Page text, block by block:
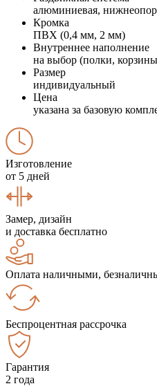
алюминиевая,
Кромка
ПВХ (0,4 мм, 2 мм)
Внутреннее наполнение
на выбор (полки,
Размер
индивидуальный
Цена
указана за базовую
Изготовление
от 5 дней
Замер, дизайн
и доставка бесплатно
Оплата наличными,
Беспроцентная рассрочка
Гарантия
2 года